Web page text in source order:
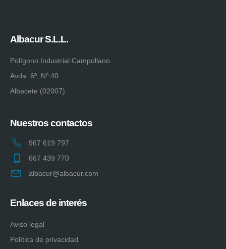
Albacur S.L.L.
Polígono Industrial Campollano
Avda. 6ª, Nº 40
Albacete (02007)
Nuestros contactos
967 619 797
667 439 770
albacur@albacur.com
Enlaces de interés
Aviso legal
Política de privacidad